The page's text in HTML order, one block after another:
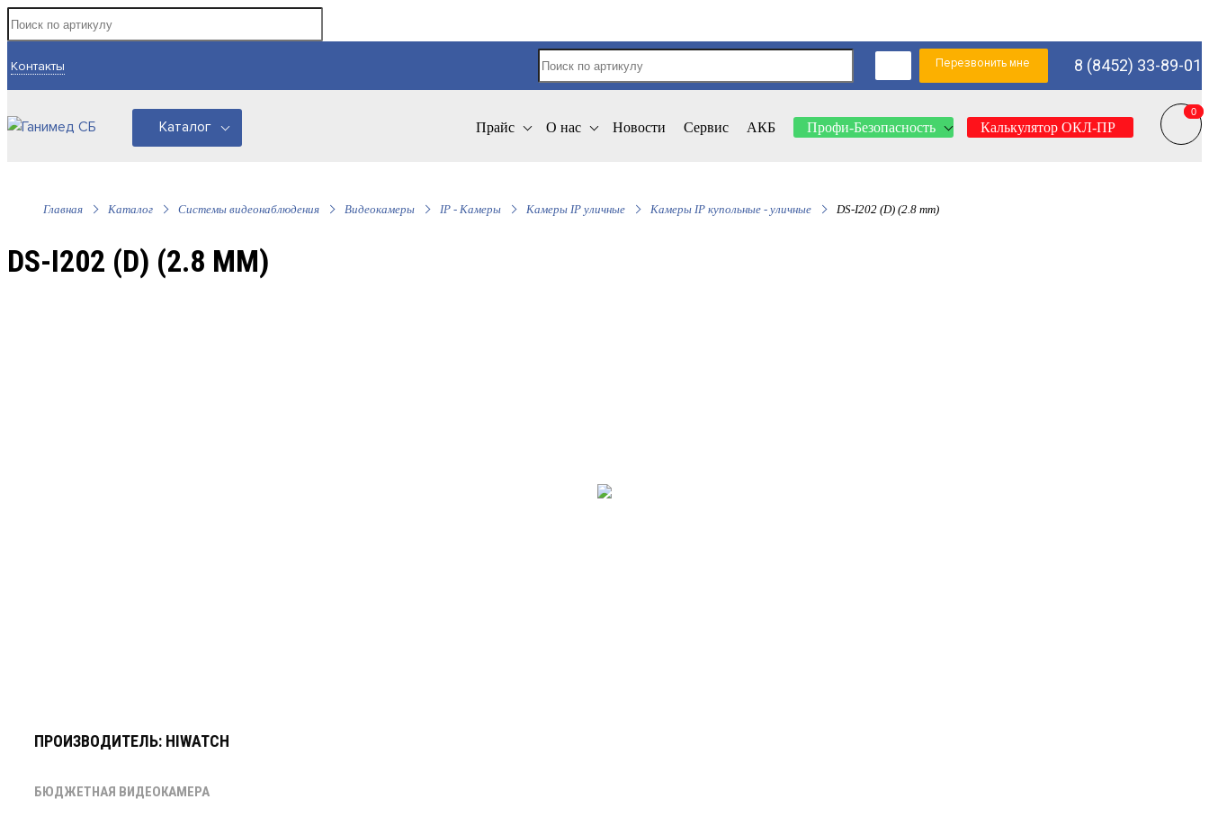
Контакты Перезвонить мне 8 (8452) 33-89-01
0
0
Прайс О нас Новости Сервис АКБ Профи-Безопасность Калькулятор ОКЛ-ПР
Каталог
Главная Каталог Системы видеонаблюдения Видеокамеры IP - Камеры Камеры IP уличные Камеры IP купольные - уличные DS-I202 (D) (2.8 mm)
DS-I202 (D) (2.8 MM)
ПРОИЗВОДИТЕЛЬ: HIWATCH
БЮДЖЕТНАЯ ВИДЕОКАМЕРА